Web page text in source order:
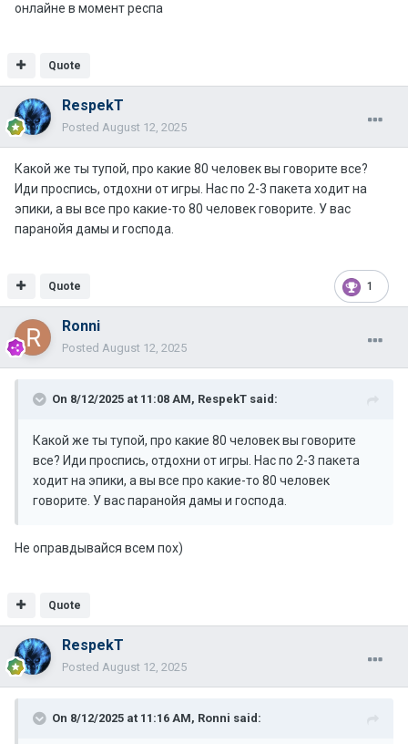
онлайне в момент респа
Quote
RespekT
Posted August 12, 2025
Какой же ты тупой, про какие 80 человек вы говорите все?
Иди проспись, отдохни от игры. Нас по 2-3 пакета ходит на
эпики, а вы все про какие-то 80 человек говорите. У вас
паранойя дамы и господа.
1
Quote
Ronni
Posted August 12, 2025
On 8/12/2025 at 11:08 AM, RespekT said:
Какой же ты тупой, про какие 80 человек вы говорите
все? Иди проспись, отдохни от игры. Нас по 2-3 пакета
ходит на эпики, а вы все про какие-то 80 человек
говорите. У вас паранойя дамы и господа.
Не оправдывайся всем пох)
Quote
RespekT
Posted August 12, 2025
On 8/12/2025 at 11:16 AM, Ronni said: